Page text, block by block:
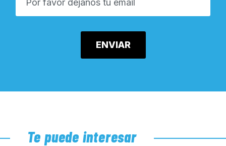
Te puede interesar